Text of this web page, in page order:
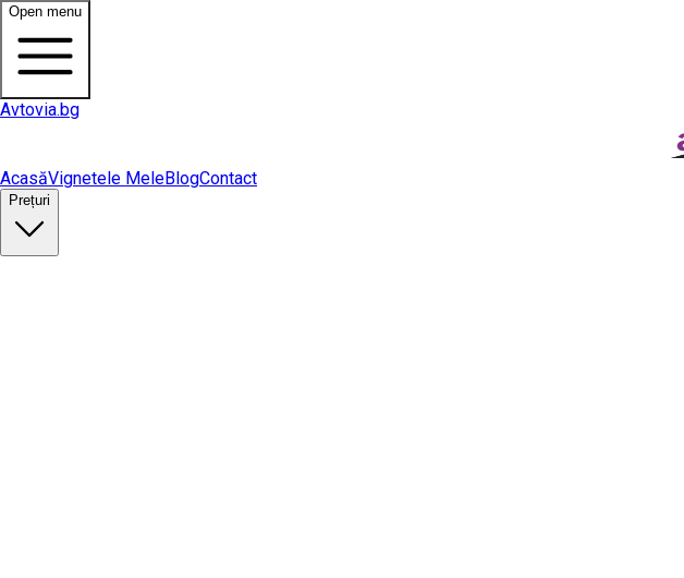
Open menu
Avtovia.bg
AcasăVignetele MeleBlogContact
Prețuri